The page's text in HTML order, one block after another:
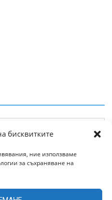
бисквитките
ние използваме
за съхраняване на